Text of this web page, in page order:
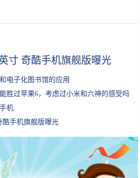
寸 奇酷手机旗舰版曝光
电子化图书馆的应用
胜过苹果6，考虑过小米和六神的感受吗
机
酷手机旗舰版曝光